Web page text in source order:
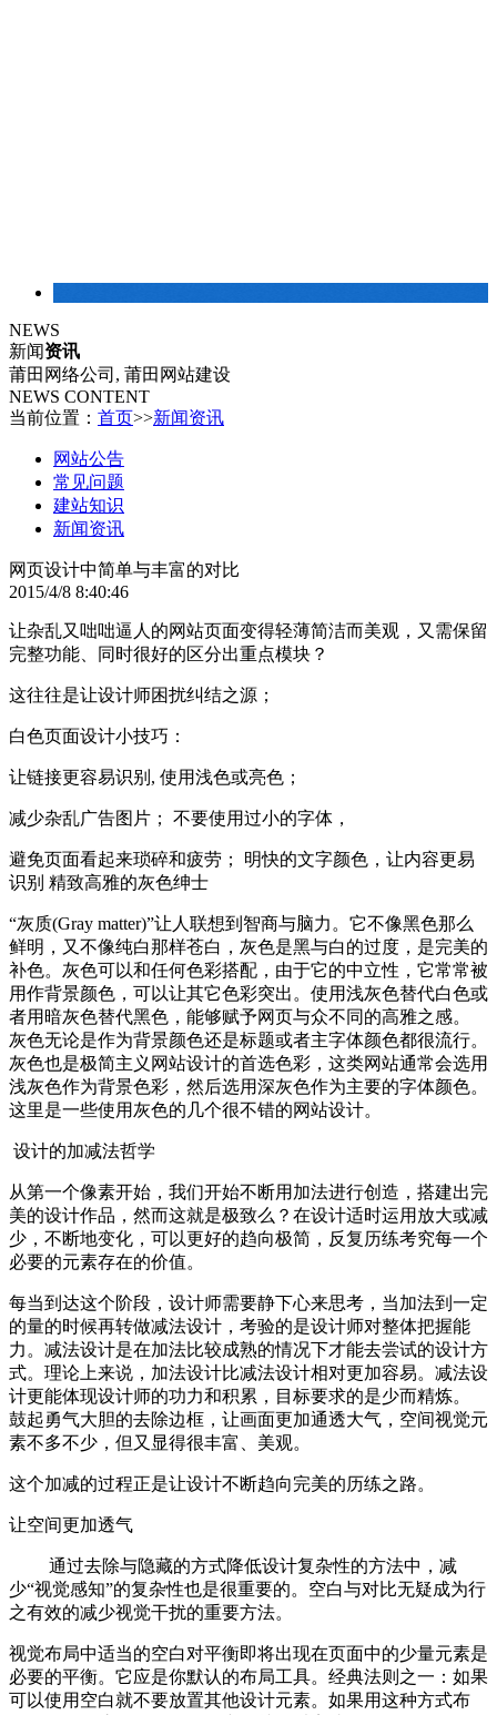
NEWS
新闻资讯
莆田网络公司, 莆田网站建设
NEWS CONTENT
当前位置： 首页>>新闻资讯
网站公告
常见问题
建站知识
新闻资讯
网页设计中简单与丰富的对比
2015/4/8 8:40:46
让杂乱又咄咄逼人的网站页面变得轻薄简洁而美观，又需保留
完整功能、同时很好的区分出重点模块？
这往往是让设计师困扰纠结之源；
白色页面设计小技巧：
让链接更容易识别, 使用浅色或亮色；
减少杂乱广告图片； 不要使用过小的字体，
避免页面看起来琐碎和疲劳； 明快的文字颜色，让内容更易
识别 精致高雅的灰色绅士
“灰质(Gray matter)”让人联想到智商与脑力。它不像黑色那么
鲜明，又不像纯白那样苍白，灰色是黑与白的过度，是完美的
补色。灰色可以和任何色彩搭配，由于它的中立性，它常常被
用作背景颜色，可以让其它色彩突出。使用浅灰色替代白色或
者用暗灰色替代黑色，能够赋予网页与众不同的高雅之感。
灰色无论是作为背景颜色还是标题或者主字体颜色都很流行。
灰色也是极简主义网站设计的首选色彩，这类网站通常会选用
浅灰色作为背景色彩，然后选用深灰色作为主要的字体颜色。
这里是一些使用灰色的几个很不错的网站设计。
设计的加减法哲学
从第一个像素开始，我们开始不断用加法进行创造，搭建出完
美的设计作品，然而这就是极致么？在设计适时运用放大或减
少，不断地变化，可以更好的趋向极简，反复历练考究每一个
必要的元素存在的价值。
每当到达这个阶段，设计师需要静下心来思考，当加法到一定
的量的时候再转做减法设计，考验的是设计师对整体把握能
力。减法设计是在加法比较成熟的情况下才能去尝试的设计方
式。理论上来说，加法设计比减法设计相对更加容易。减法设
计更能体现设计师的功力和积累，目标要求的是少而精炼。
鼓起勇气大胆的去除边框，让画面更加通透大气，空间视觉元
素不多不少，但又显得很丰富、美观。
这个加减的过程正是让设计不断趋向完美的历练之路。
让空间更加透气
通过去除与隐藏的方式降低设计复杂性的方法中，减
少“视觉感知”的复杂性也是很重要的。空白与对比无疑成为行
之有效的减少视觉干扰的重要方法。
视觉布局中适当的空白对平衡即将出现在页面中的少量元素是
必要的平衡。它应是你默认的布局工具。经典法则之一：如果
可以使用空白就不要放置其他设计元素。如果用这种方式布